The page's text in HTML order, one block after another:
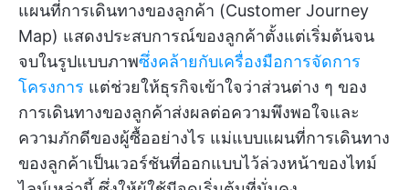
แผนที่การเดินทางของลูกค้า (Customer Journey
Map) แสดงประสบการณ์ของลูกค้าตั้งแต่เริ่มต้นจน
จบในรูปแบบภาพซึ่งคล้ายกับเครื่องมือการจัดการ
โครงการ แต่ช่วยให้ธุรกิจเข้าใจว่าส่วนต่าง ๆ ของ
การเดินทางของลูกค้าส่งผลต่อความพึงพอใจและ
ความภักดีของผู้ซื้ออย่างไร แม่แบบแผนที่การเดินทาง
ของลูกค้าเป็นเวอร์ชันที่ออกแบบไว้ล่วงหน้าของไทม์